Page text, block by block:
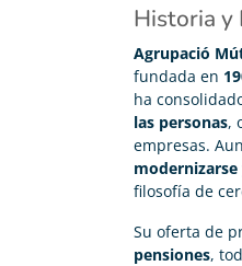
Historia y
Agrupació
fundada en
ha
las personas,
empresas.
filosofía de
Su oferta de
pensiones,
Carolina Garcés
 
Me he pasado de mi
de baja de la
en mi seguro de vida.